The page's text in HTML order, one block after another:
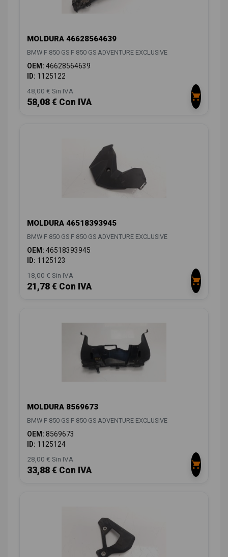
MOLDURA 46628564639
BMW F 850 GS F 850 GS ADVENTURE EXCLUSIVE
OEM: 46628564639
ID: 1125122
48,00 € Sin IVA
58,08 € Con IVA
MOLDURA 46518393945
BMW F 850 GS F 850 GS ADVENTURE EXCLUSIVE
OEM: 46518393945
ID: 1125123
18,00 € Sin IVA
21,78 € Con IVA
MOLDURA 8569673
BMW F 850 GS F 850 GS ADVENTURE EXCLUSIVE
OEM: 8569673
ID: 1125124
28,00 € Sin IVA
33,88 € Con IVA